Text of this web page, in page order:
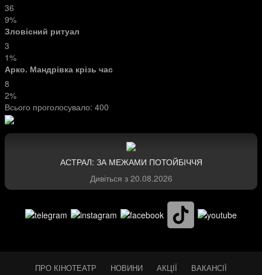
36
9%
Зловісний ритуал
3
1%
Арко. Мандрівка крізь час
8
2%
Всього проголосувало: 400
АСТРАЛ: ЗА МЕЖАМИ ПОТОЙБІЧЧЯ
Дивіться з 20.08.2026
ПРО КІНОТЕАТР НОВИНИ АКЦІЇ ВАКАНСІЇ